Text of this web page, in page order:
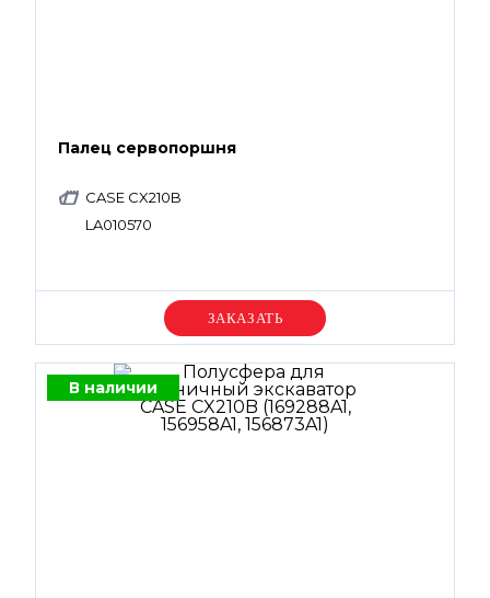
Палец сервопоршня
CASE CX210B
LA010570
Уточняйте цену
В наличии